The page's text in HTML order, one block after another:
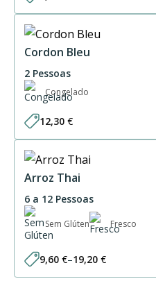
Cordon Bleu
2 Pessoas
Congelado
12,30 €
Arroz Thai
6 a 12 Pessoas
Sem Glúten Fresco
9,60 €–19,20 €
Price
range: